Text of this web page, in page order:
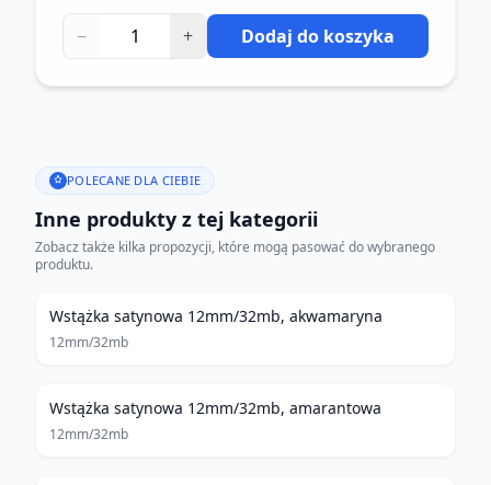
− + Dodaj do koszyka
POLECANE DLA CIEBIE
Inne produkty z tej kategorii
Zobacz także kilka propozycji, które mogą pasować do wybranego
produktu.
Wstążka satynowa 12mm/32mb, akwamaryna
12mm/32mb
Wstążka satynowa 12mm/32mb, amarantowa
12mm/32mb